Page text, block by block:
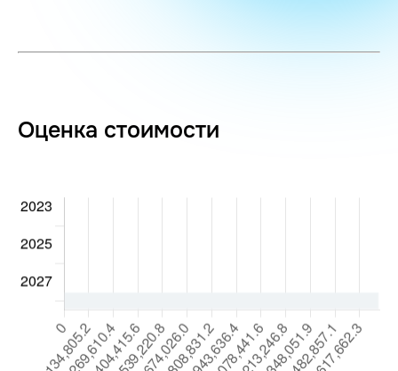
Оценка стоимости